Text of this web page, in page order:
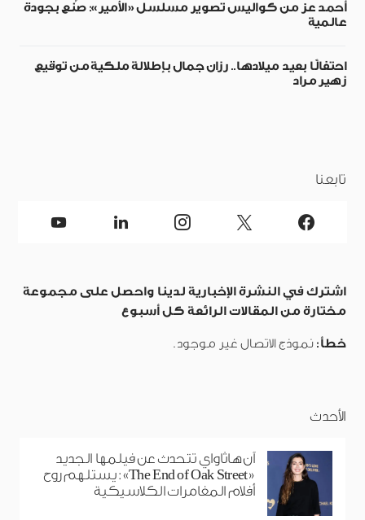
أحمد عز من كواليس تصوير مسلسل «الأمير»: صُنع بجودة
عالمية
احتفالًا بعيد ميلادها.. رزان جمال بإطلالة ملكية من توقيع
زهير مراد
تابعنا
اشترك في النشرة الإخبارية لدينا واحصل على مجموعة
مختارة من المقالات الرائعة كل أسبوع
خطأ: نموذج الاتصال غير موجود.
الأحدث
آن هاثاواي تتحدث عن فيلمها الجديد
«The End of Oak Street»: يستلهم روح
أفلام المغامرات الكلاسيكية